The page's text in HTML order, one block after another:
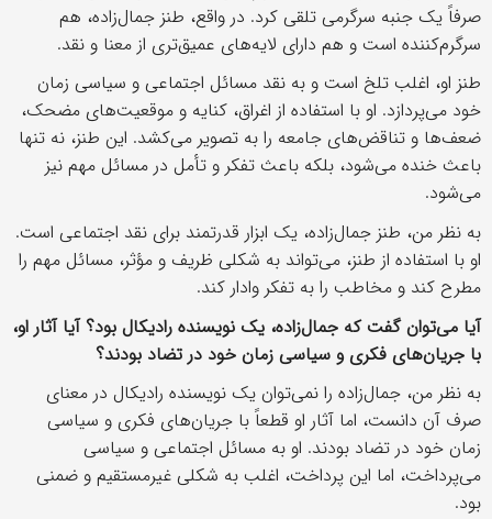
صرفاً یک جنبه سرگرمی تلقی کرد. در واقع، طنز جمال‌زاده، هم
سرگرم‌کننده است و هم دارای لایه‌های عمیق‌تری از معنا و نقد.
طنز او، اغلب تلخ است و به نقد مسائل اجتماعی و سیاسی زمان
خود می‌پردازد. او با استفاده از اغراق، کنایه و موقعیت‌های مضحک،
ضعف‌ها و تناقض‌های جامعه را به تصویر می‌کشد. این طنز، نه تنها
باعث خنده می‌شود، بلکه باعث تفکر و تأمل در مسائل مهم نیز
می‌شود.
به نظر من، طنز جمال‌زاده، یک ابزار قدرتمند برای نقد اجتماعی است.
او با استفاده از طنز، می‌تواند به شکلی ظریف و مؤثر، مسائل مهم را
مطرح کند و مخاطب را به تفکر وادار کند.
آیا می‌توان گفت که جمال‌زاده، یک نویسنده رادیکال بود؟ آیا آثار او،
با جریان‌های فکری و سیاسی زمان خود در تضاد بودند؟
به نظر من، جمال‌زاده را نمی‌توان یک نویسنده رادیکال در معنای
صرف آن دانست، اما آثار او قطعاً با جریان‌های فکری و سیاسی
زمان خود در تضاد بودند. او به مسائل اجتماعی و سیاسی
می‌پرداخت، اما این پرداخت، اغلب به شکلی غیرمستقیم و ضمنی
بود.